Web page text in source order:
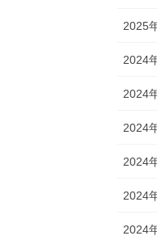
2025
2024
2024
2024
2024
2024
2024